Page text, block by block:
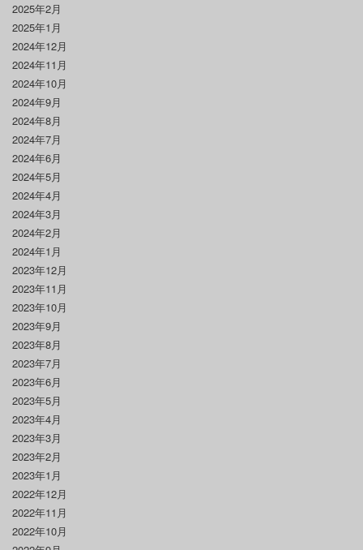
2025年2月
2025年1月
2024年12月
2024年11月
2024年10月
2024年9月
2024年8月
2024年7月
2024年6月
2024年5月
2024年4月
2024年3月
2024年2月
2024年1月
2023年12月
2023年11月
2023年10月
2023年9月
2023年8月
2023年7月
2023年6月
2023年5月
2023年4月
2023年3月
2023年2月
2023年1月
2022年12月
2022年11月
2022年10月